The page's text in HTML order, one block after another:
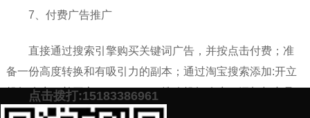
7、付费广告推广
直接通过搜索引擎购买关键词广告，并按点击付费；准
备一份高度转换和有吸引力的副本；通过淘宝搜索添加:开立
投标账户，并开立[0x4e 20/360/搜狗投标账户；添加与产品
特别相关的精确关键词来投放广告。
点击拨打:15183386961